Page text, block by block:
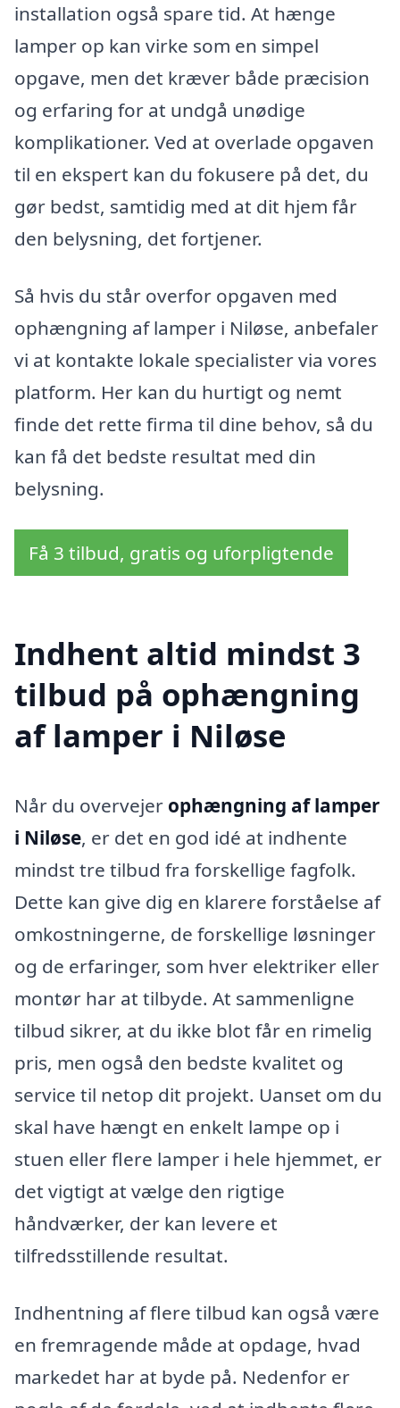
installation også spare tid. At hænge
lamper op kan virke som en simpel
opgave, men det kræver både præcision
og erfaring for at undgå unødige
komplikationer. Ved at overlade opgaven
til en ekspert kan du fokusere på det, du
gør bedst, samtidig med at dit hjem får
den belysning, det fortjener.
Så hvis du står overfor opgaven med
ophængning af lamper i Niløse, anbefaler
vi at kontakte lokale specialister via vores
platform. Her kan du hurtigt og nemt
finde det rette firma til dine behov, så du
kan få det bedste resultat med din
belysning.
Få 3 tilbud, gratis og uforpligtende
Indhent altid mindst 3
tilbud på ophængning
af lamper i Niløse
Når du overvejer ophængning af lamper
i Niløse, er det en god idé at indhente
mindst tre tilbud fra forskellige fagfolk.
Dette kan give dig en klarere forståelse af
omkostningerne, de forskellige løsninger
og de erfaringer, som hver elektriker eller
montør har at tilbyde. At sammenligne
tilbud sikrer, at du ikke blot får en rimelig
pris, men også den bedste kvalitet og
service til netop dit projekt. Uanset om du
skal have hængt en enkelt lampe op i
stuen eller flere lamper i hele hjemmet, er
det vigtigt at vælge den rigtige
håndværker, der kan levere et
tilfredsstillende resultat.
Indhentning af flere tilbud kan også være
en fremragende måde at opdage, hvad
markedet har at byde på. Nedenfor er